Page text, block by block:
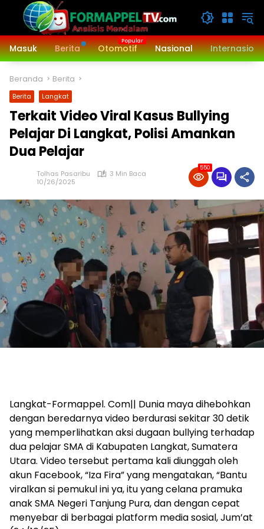
Langsung
konten
Masuk
Berita Otomotif Nasional
Beranda Berita
Berita Langkat
Terkait Video Viral Kasus Bullying
Pelajar Di Langkat, Polisi Amankan
Dua Pelajar
Tolhas Pasaribu
3 Min Baca
10/26/2025
550
Langkat-Formappel. Com|| Dunia maya dihebohkan
dengan beredarnya video berdurasi sekitar 30 detik
yang memperlihatkan aksi dugaan bullying terhadap
dua pelajar SMA di Kabupaten Langkat, Sumatera
Utara. Video tersebut pertama kali diunggah oleh
akun Facebook, “Iza Fira” yang mengatakan, “Bantu
viralkan si pemukul ini ya, itu yang celana pramuka
anak SMA Negeri Tanjung Pura, dan dengan cepat
menyebar di berbagai platform media sosial, Jum’at